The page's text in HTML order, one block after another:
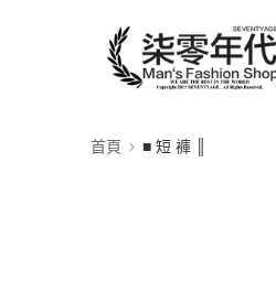
首頁 ■ 短 褲 ║